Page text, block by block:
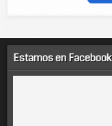
Estamos en Facebook